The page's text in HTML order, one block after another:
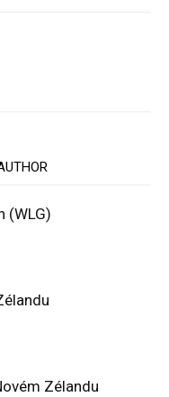
(WLG)
Zélandu